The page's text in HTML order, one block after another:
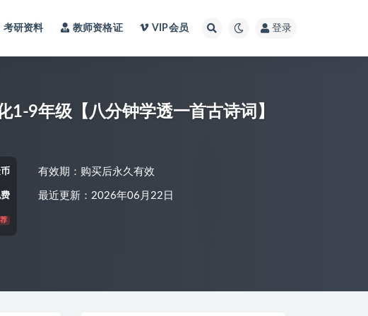
考研资料 教师资格证 VIP会员 登录
9年级【八分钟学透一首古诗词】
有效期：购买后永久有效
最近更新：2026年06月22日